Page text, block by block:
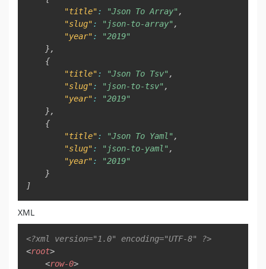
"title": "Json To Array" ,
"slug": "json-to-array" ,
"year":
"2019"
},
{
"title": "Json To Tsv" ,
"slug": "json-to-tsv" ,
"year":
"2019"
},
{
"title": "Json To Yaml" ,
"slug": "json-to-yaml" ,
"year":
"2019"
}
]
XML
<?xml version="1.0" encoding="UTF-8" ?>
<root>
<row-0>